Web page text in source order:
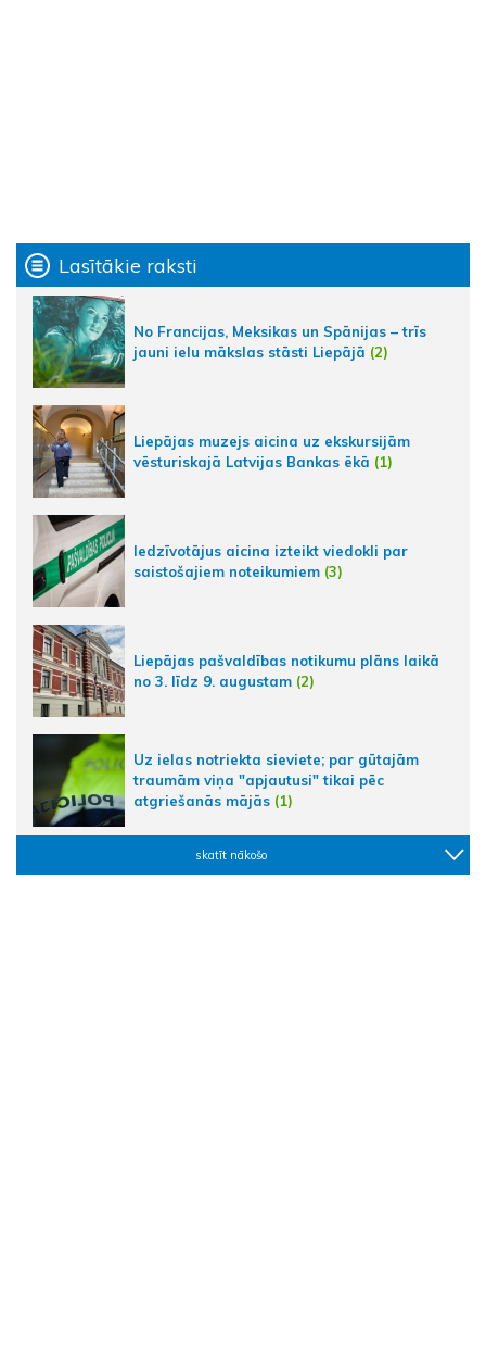
Lasītākie raksti
No Francijas, Meksikas un Spānijas – trīs
jauni ielu mākslas stāsti Liepājā (2)
Liepājas muzejs aicina uz ekskursijām
vēsturiskajā Latvijas Bankas ēkā (1)
Iedzīvotājus aicina izteikt viedokli par
saistošajiem noteikumiem (3)
Liepājas pašvaldības notikumu plāns laikā
no 3. līdz 9. augustam (2)
Uz ielas notriekta sieviete; par gūtajām
traumām viņa "apjautusi" tikai pēc
atgriešanās mājās (1)
skatīt nākošo